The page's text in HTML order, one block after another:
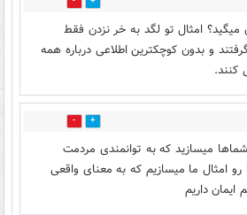
امثال تو لگد به خر نزدن فقط
و بدون کوچکترین اطلاعی درباره همه
کنند.
3
میسازید که به توانمندی مردمت
رو امثال ما میسازیم که به معنای واقعی
ایمان داریم